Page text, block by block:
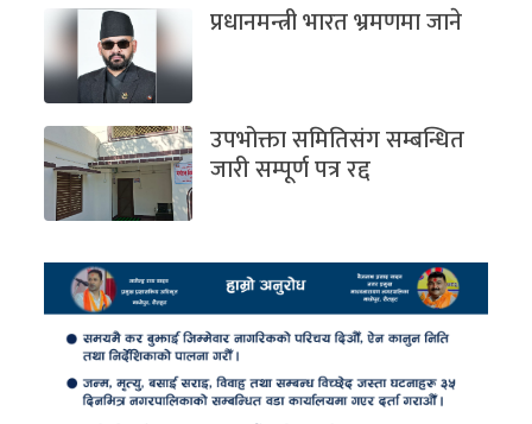
प्रधानमन्त्री भारत भ्रमणमा जाने
उपभोक्ता समितिसंग सम्बन्धित
जारी सम्पूर्ण पत्र रद्द